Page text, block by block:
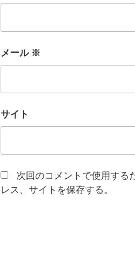
メール ※
サイト
次回のコメントで使用する
レス、サイトを保存する。